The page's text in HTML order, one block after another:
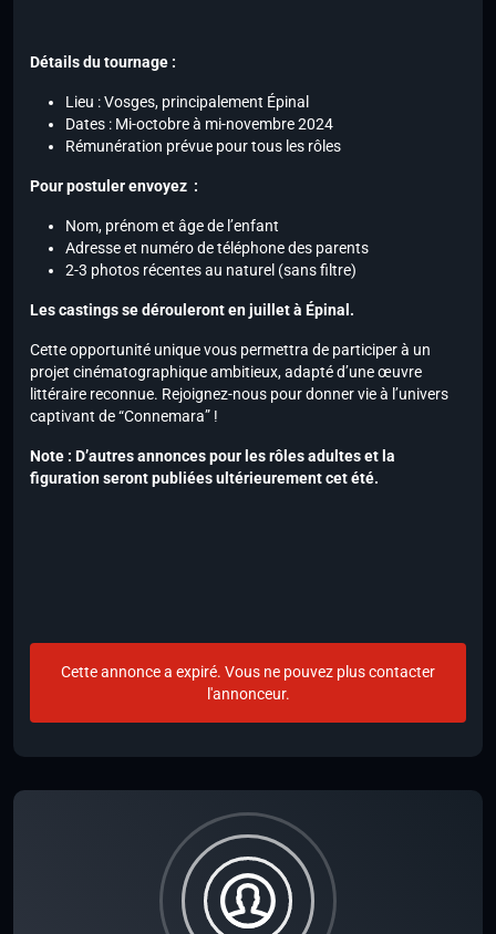
Détails du tournage :
Lieu : Vosges, principalement Épinal
Dates : Mi-octobre à mi-novembre 2024
Rémunération prévue pour tous les rôles
Pour postuler envoyez :
Nom, prénom et âge de l’enfant
Adresse et numéro de téléphone des parents
2-3 photos récentes au naturel (sans filtre)
Les castings se dérouleront en juillet à Épinal.
Cette opportunité unique vous permettra de participer à un
projet cinématographique ambitieux, adapté d’une œuvre
littéraire reconnue. Rejoignez-nous pour donner vie à l’univers
captivant de “Connemara” !
Note : D’autres annonces pour les rôles adultes et la
figuration seront publiées ultérieurement cet été.
Cette annonce a expiré. Vous ne pouvez plus contacter
l'annonceur.